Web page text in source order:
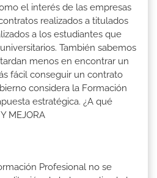
el interés de las empresas
realizados a titulados
a los estudiantes que
También sabemos
menos en encontrar un
fácil conseguir un contrato
considera la Formación
estratégica. ¿A qué
MEJORA
Profesional no se